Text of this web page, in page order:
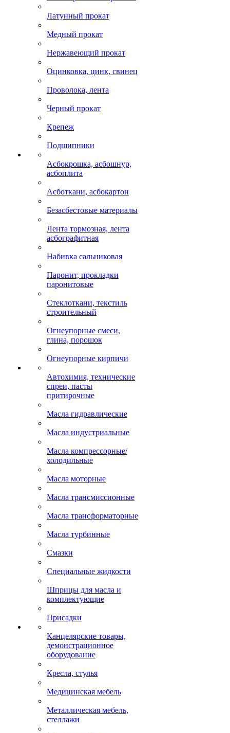
Латунный прокат
Медный прокат
Нержавеющий прокат
Оцинковка, цинк, свинец
Проволока, лента
Черный прокат
Крепеж
Подшипники
Асбокрошка, асбошнур,
асбоплита
Асботкани, асбокартон
Безасбестовые материалы
Лента тормозная, лента
асбографитная
Набивка сальниковая
Паронит, прокладки
паронитовые
Стеклоткани, текстиль
строительный
Огнеупорные смеси,
глина, порошок
Огнеупорные кирпичи
Автохимия, технические
спреи, пасты
притирочные
Масла гидравлические
Масла индустриальные
Масла компрессорные/
холодильные
Масла моторные
Масла трансмиссионные
Масла трансформаторные
Масла турбинные
Смазки
Специальные жидкости
Шприцы для масла и
комплектующие
Присадки
Канцелярские товары,
демонстрационное
оборудование
Кресла, стулья
Медицинская мебель
Металлическая мебель,
стеллажи